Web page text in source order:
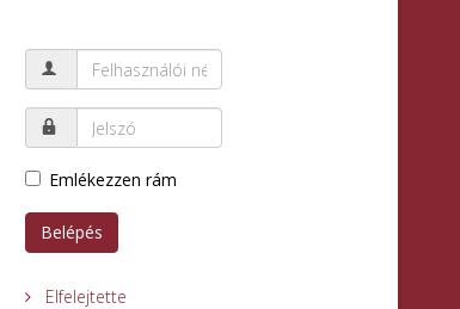
Emlékezzen rám
Belépés
Elfelejtette